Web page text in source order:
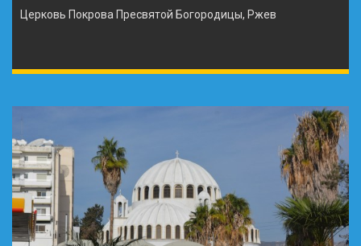
Церковь Покрова Пресвятой Богородицы, Ржев